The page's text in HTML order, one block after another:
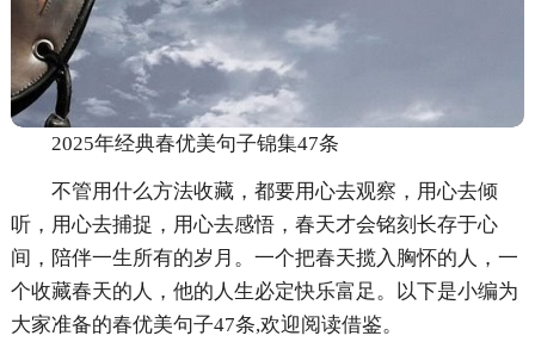
2025年经典春优美句子锦集47条
不管用什么方法收藏，都要用心去观察，用心去倾
听，用心去捕捉，用心去感悟，春天才会铭刻长存于心
间，陪伴一生所有的岁月。一个把春天揽入胸怀的人，一
个收藏春天的人，他的人生必定快乐富足。以下是小编为
大家准备的春优美句子47条,欢迎阅读借鉴。